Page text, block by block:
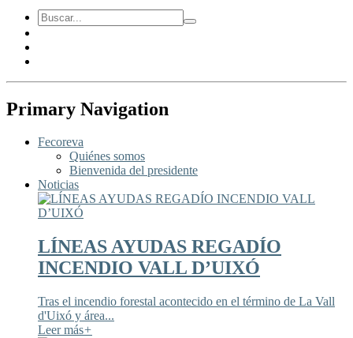
Primary Navigation
Fecoreva
Quiénes somos
Bienvenida del presidente
Noticias
LÍNEAS AYUDAS REGADÍO
INCENDIO VALL D’UIXÓ
Tras el incendio forestal acontecido en el término de La Vall
d'Uixó y área...
Leer más+